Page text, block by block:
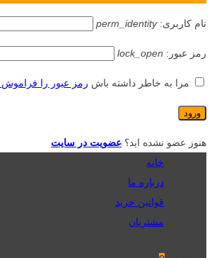
نام کاربری:perm_identity
رمز عبور: lock_open
مرا به خاطر داشته باش رمز عبور را فراموش
هنوز عضو نشده اید؟ عضویت در سایت
خانه
درباره ما
قوانین خرید
مشتریان